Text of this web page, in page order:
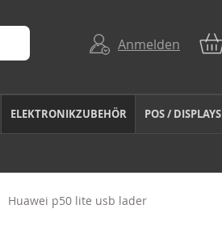
Anmelden
ELEKTRONIKZUBEHÖR POS / DISPLAYS
Huawei p50 lite usb lader